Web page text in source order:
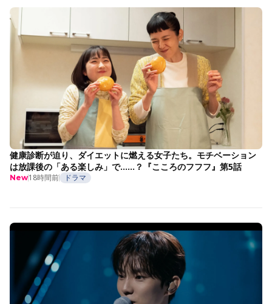
健康診断が迫り、ダイエットに燃える女子たち。モチベーション
は放課後の「ある楽しみ」で……？『こころのフフフ』第5話
New18時間前 ドラマ